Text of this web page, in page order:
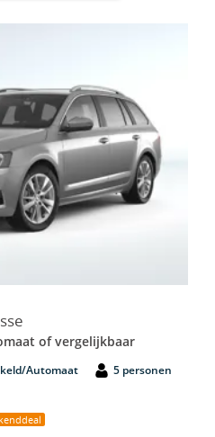
of vergelijkbaar
Automaat
5 personen